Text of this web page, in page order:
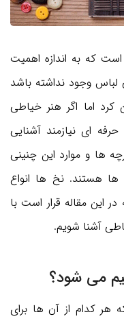
که به اندازه اهمیت
وجود نداشته باشد
اما اگر هنر خیاطی
ای نیازمند آشنایی
ها و موارد این چنینی
هستند. نخ ها انواع
این مقاله قرار است با
آشنا شویم.
می شود؟
هر کدام از آن ها برای